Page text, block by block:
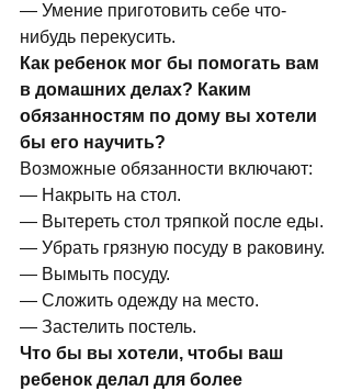
— Умение приготовить себе что-
нибудь перекусить.
Как ребенок мог бы помогать вам
в домашних делах? Каким
обязанностям по дому вы хотели
бы его научить?
Возможные обязанности включают:
— Накрыть на стол.
— Вытереть стол тряпкой после еды.
— Убрать грязную посуду в раковину.
— Вымыть посуду.
— Сложить одежду на место.
— Застелить постель.
Что бы вы хотели, чтобы ваш
ребенок делал для более